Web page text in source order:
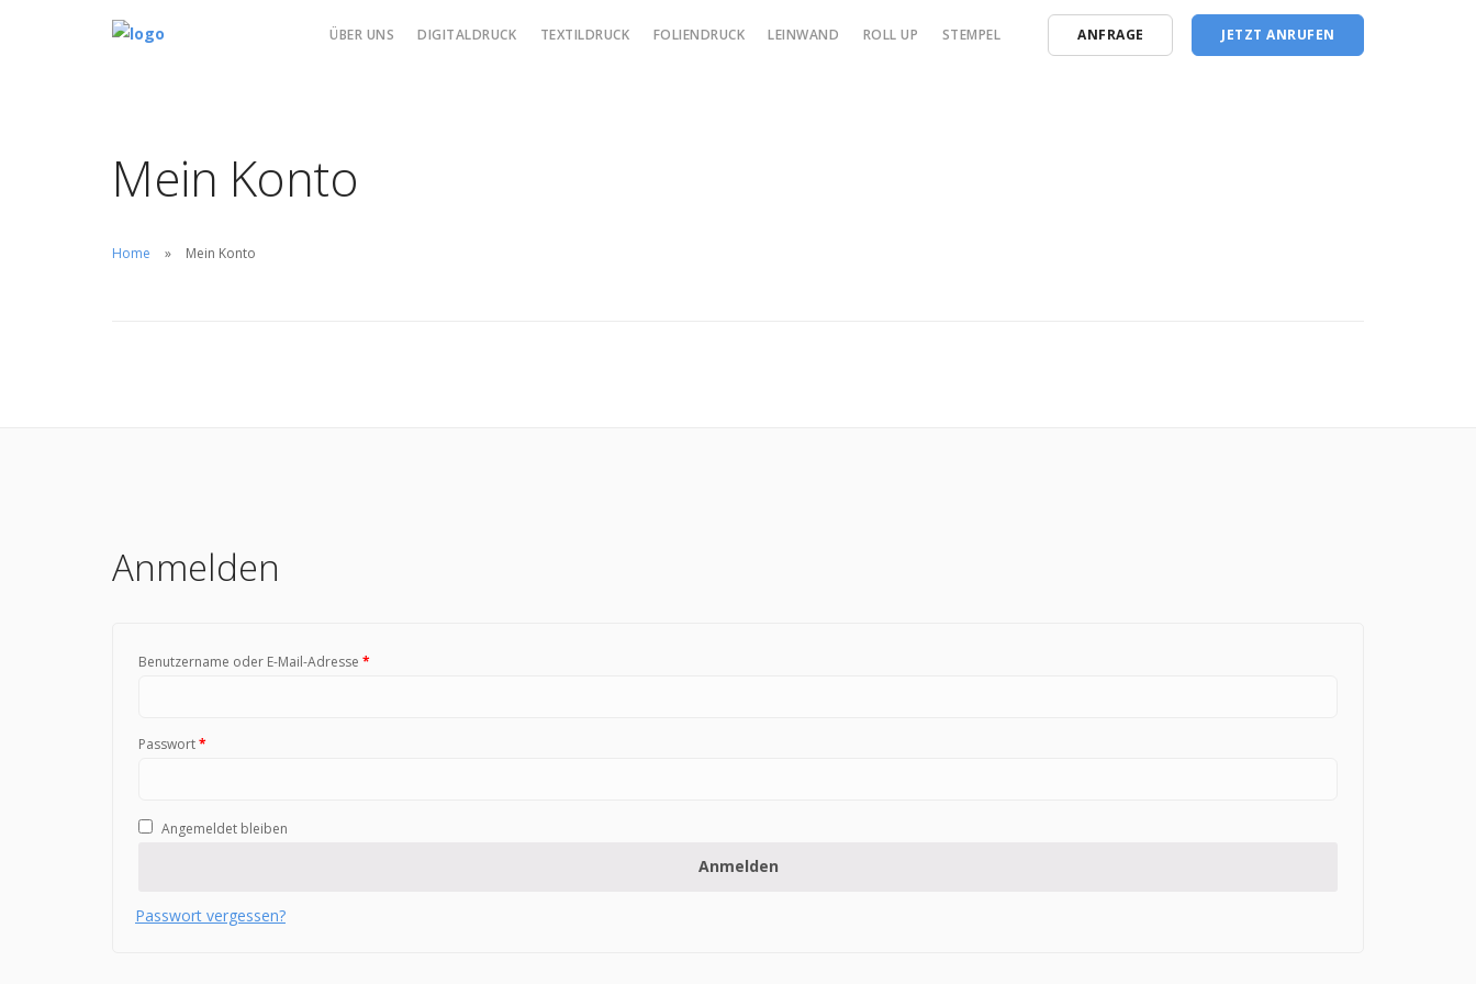
ÜBER UNS DIGITALDRUCK TEXTILDRUCK FOLIENDRUCK LEINWAND ROLL UP STEMPEL ANFRAGE JETZT ANRUFEN
Mein Konto
Home Mein Konto
Anmelden
Benutzername oder E-Mail-Adresse *
Passwort*
Angemeldet bleiben
Anmelden
Passwort vergessen?